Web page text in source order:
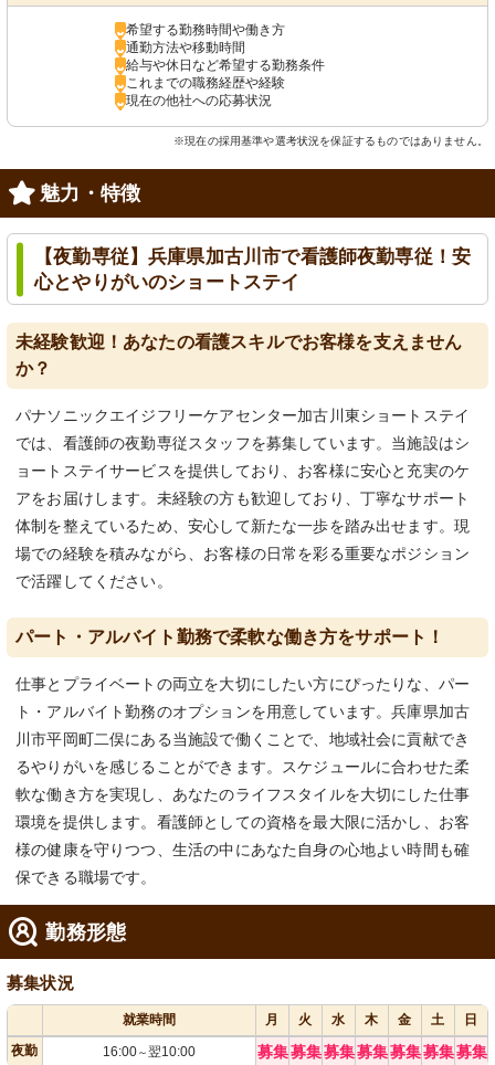
希望する勤務時間や働き方
通勤方法や移動時間
給与や休日など希望する勤務条件
これまでの職務経歴や経験
現在の他社への応募状況
※現在の採用基準や選考状況を保証するものではありません。
魅力・特徴
【夜勤専従】兵庫県加古川市で看護師夜勤専従！安
心とやりがいのショートステイ
未経験歓迎！あなたの看護スキルでお客様を支えません
か？
パナソニックエイジフリーケアセンター加古川東ショートステイ
では、看護師の夜勤専従スタッフを募集しています。当施設はシ
ョートステイサービスを提供しており、お客様に安心と充実のケ
アをお届けします。未経験の方も歓迎しており、丁寧なサポート
体制を整えているため、安心して新たな一歩を踏み出せます。現
場での経験を積みながら、お客様の日常を彩る重要なポジション
で活躍してください。
パート・アルバイト勤務で柔軟な働き方をサポート！
仕事とプライベートの両立を大切にしたい方にぴったりな、パー
ト・アルバイト勤務のオプションを用意しています。兵庫県加古
川市平岡町二俣にある当施設で働くことで、地域社会に貢献でき
るやりがいを感じることができます。スケジュールに合わせた柔
軟な働き方を実現し、あなたのライフスタイルを大切にした仕事
環境を提供します。看護師としての資格を最大限に活かし、お客
様の健康を守りつつ、生活の中にあなた自身の心地よい時間も確
保できる職場です。
勤務形態
募集状況
就業時間 月 火 水 木 金 土
日
夜勤
16:00～翌10:00 募集募集募集募集募集募集募集